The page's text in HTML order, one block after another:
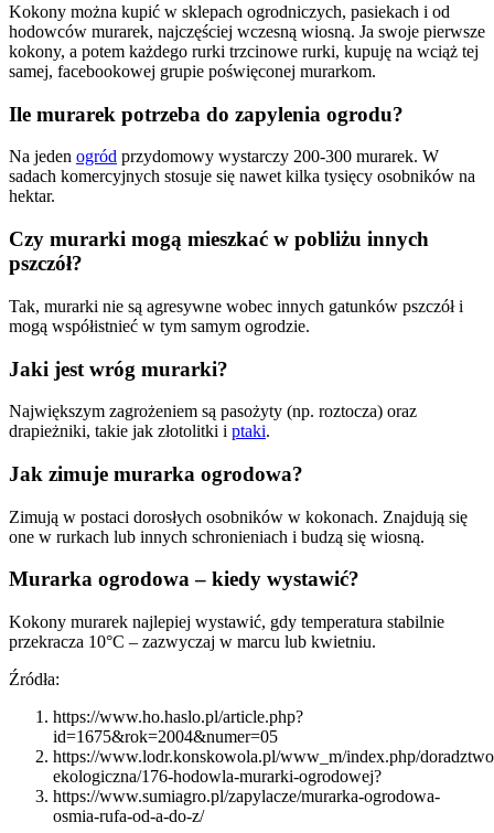
Kokony można kupić w sklepach ogrodniczych, pasiekach i od
hodowców murarek, najczęściej wczesną wiosną. Ja swoje pierwsze
kokony, a potem każdego rurki trzcinowe rurki, kupuję na wciąż tej
samej, facebookowej grupie poświęconej murarkom.
Ile murarek potrzeba do zapylenia ogrodu?
Na jeden ogród przydomowy wystarczy 200-300 murarek. W
sadach komercyjnych stosuje się nawet kilka tysięcy osobników na
hektar.
Czy murarki mogą mieszkać w pobliżu innych
pszczół?
Tak, murarki nie są agresywne wobec innych gatunków pszczół i
mogą współistnieć w tym samym ogrodzie.
Jaki jest wróg murarki?
Największym zagrożeniem są pasożyty (np. roztocza) oraz
drapieżniki, takie jak złotolitki i ptaki.
Jak zimuje murarka ogrodowa?
Zimują w postaci dorosłych osobników w kokonach. Znajdują się
one w rurkach lub innych schronieniach i budzą się wiosną.
Murarka ogrodowa – kiedy wystawić?
Kokony murarek najlepiej wystawić, gdy temperatura stabilnie
przekracza 10°C – zazwyczaj w marcu lub kwietniu.
Źródła:
https://www.ho.haslo.pl/article.php?
id=1675&rok=2004&numer=05
https://www.lodr.konskowola.pl/www_m/index.php/
ekologiczna/176-hodowla-murarki-ogrodowej?
https://www.sumiagro.pl/zapylacze/murarka-ogrodowa-
osmia-rufa-od-a-do-z/